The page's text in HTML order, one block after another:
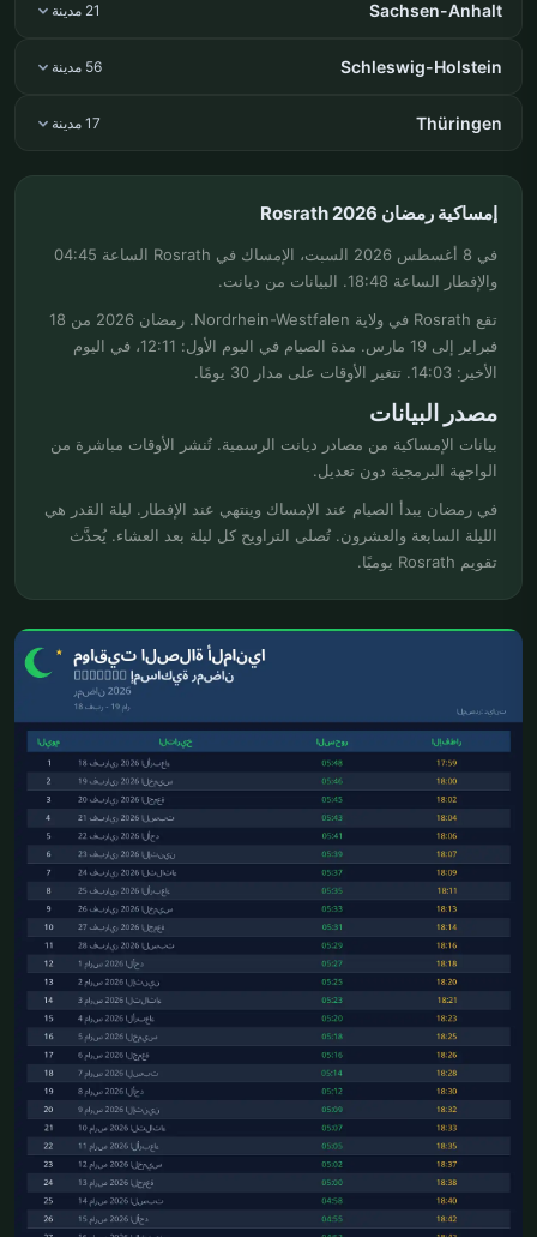
Sachsen-Anhalt 21 مدينة
Schleswig-Holstein 56 مدينة
Thüringen 17 مدينة
إمساكية رمضان Rosrath 2026
في 8 أغسطس 2026 السبت، الإمساك في Rosrath الساعة 04:45
والإفطار الساعة 18:48. البيانات من ديانت.
تقع Rosrath في ولاية Nordrhein-Westfalen. رمضان 2026 من 18
فبراير إلى 19 مارس. مدة الصيام في اليوم الأول: 12:11، في اليوم
الأخير: 14:03. تتغير الأوقات على مدار 30 يومًا.
مصدر البيانات
بيانات الإمساكية من مصادر ديانت الرسمية. تُنشر الأوقات مباشرة من
الواجهة البرمجية دون تعديل.
في رمضان يبدأ الصيام عند الإمساك وينتهي عند الإفطار. ليلة القدر هي
الليلة السابعة والعشرون. تُصلى التراويح كل ليلة بعد العشاء. يُحدَّث
تقويم Rosrath يوميًا.